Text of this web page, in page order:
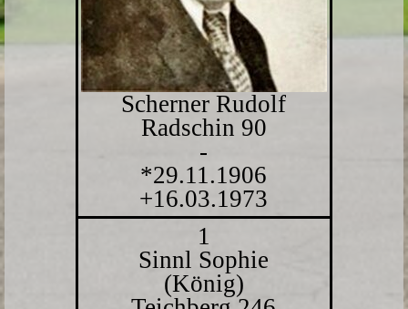
Scherner Rudolf
Radschin 90
-
*29.11.1906
+16.03.1973
1
Sinnl Sophie
(König)